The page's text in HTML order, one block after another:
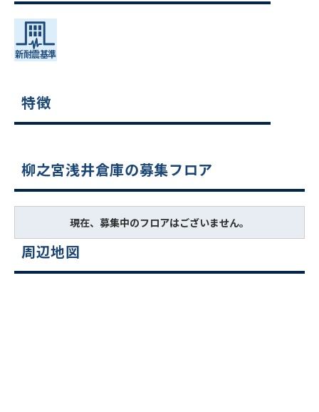
特徴
柳之宮浅井倉庫の募集フロア
現在、募集中のフロアはございません。
周辺地図